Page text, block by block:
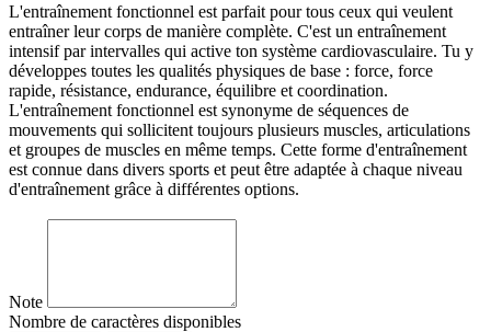
L'entraînement fonctionnel est parfait pour tous ceux qui veulent
entraîner leur corps de manière complète. C'est un entraînement
intensif par intervalles qui active ton système cardiovasculaire. Tu y
développes toutes les qualités physiques de base : force, force
rapide, résistance, endurance, équilibre et coordination.
L'entraînement fonctionnel est synonyme de séquences de
mouvements qui sollicitent toujours plusieurs muscles, articulations
et groupes de muscles en même temps. Cette forme d'entraînement
est connue dans divers sports et peut être adaptée à chaque niveau
d'entraînement grâce à différentes options.
Note
Nombre de caractères disponibles